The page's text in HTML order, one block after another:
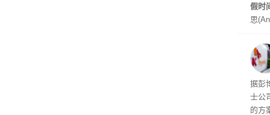
假时
思
在7
了这
据彭
士公
的方